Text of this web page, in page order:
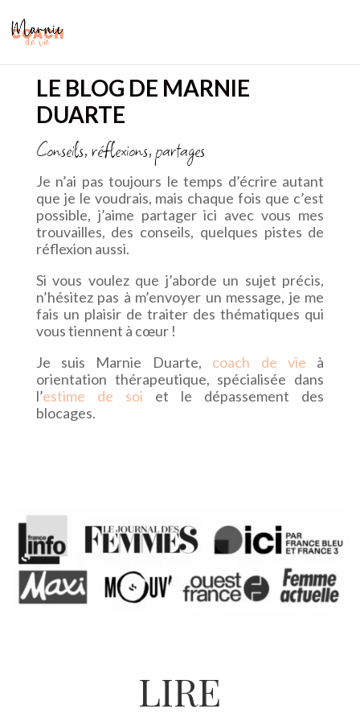
LE BLOG DE MARNIE
DUARTE
Conseils, réflexions, partages
Je n’ai pas toujours le temps d’écrire autant
que je le voudrais, mais chaque fois que c’est
possible, j’aime partager ici avec vous mes
trouvailles, des conseils, quelques pistes de
réflexion aussi.
Si vous voulez que j’aborde un sujet précis,
n’hésitez pas à m’envoyer un message, je me
fais un plaisir de traiter des thématiques qui
vous tiennent à cœur !
Je suis Marnie Duarte, coach de vie à
orientation thérapeutique, spécialisée dans
l’estime de soi et le dépassement des
blocages.
LIRE